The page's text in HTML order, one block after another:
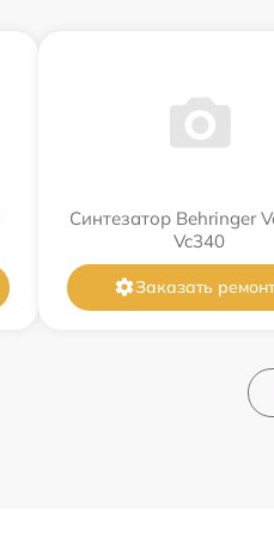
Синтезатор Behringer
Vc340
Заказать ремонт